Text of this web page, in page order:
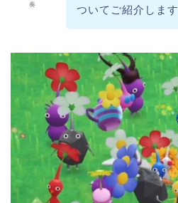
奏
ついてご紹介します